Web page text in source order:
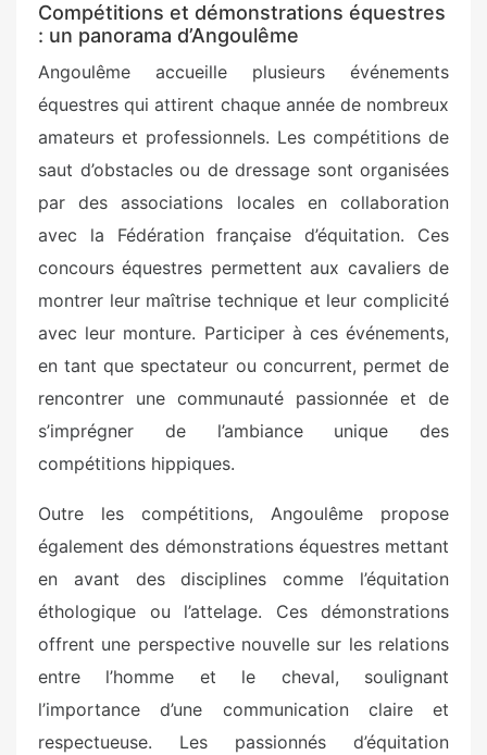
Compétitions et démonstrations équestres
: un panorama d’Angoulême
Angoulême accueille plusieurs événements
équestres qui attirent chaque année de nombreux
amateurs et professionnels. Les compétitions de
saut d’obstacles ou de dressage sont organisées
par des associations locales en collaboration
avec la Fédération française d’équitation. Ces
concours équestres permettent aux cavaliers de
montrer leur maîtrise technique et leur complicité
avec leur monture. Participer à ces événements,
en tant que spectateur ou concurrent, permet de
rencontrer une communauté passionnée et de
s’imprégner de l’ambiance unique des
compétitions hippiques.
Outre les compétitions, Angoulême propose
également des démonstrations équestres mettant
en avant des disciplines comme l’équitation
éthologique ou l’attelage. Ces démonstrations
offrent une perspective nouvelle sur les relations
entre l’homme et le cheval, soulignant
l’importance d’une communication claire et
respectueuse. Les passionnés d’équitation